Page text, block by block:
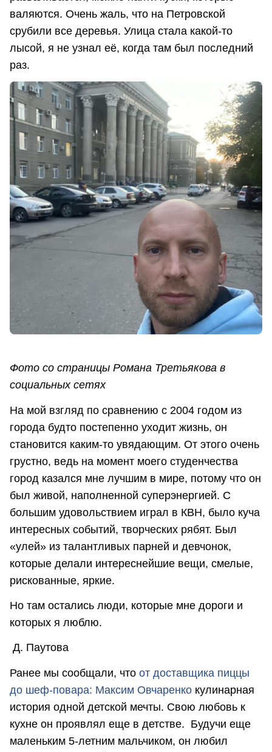
валяются. Очень жаль, что на Петровской
срубили все деревья. Улица стала какой-то
лысой, я не узнал её, когда там был последний
раз.
Фото со страницы Романа Третьякова в
социальных сетях
На мой взгляд по сравнению с 2004 годом из
города будто постепенно уходит жизнь, он
становится каким-то увядающим. От этого очень
грустно, ведь на момент моего студенчества
город казался мне лучшим в мире, потому что он
был живой, наполненной суперэнергией. С
большим удовольствием играл в КВН, было куча
интересных событий, творческих рябят. Был
«улей» из талантливых парней и девчонок,
которые делали интереснейшие вещи, смелые,
рискованные, яркие.
Но там остались люди, которые мне дороги и
которых я люблю.
Д. Паутова
Ранее мы сообщали, что от доставщика пиццы
до шеф-повара: Максим Овчаренко кулинарная
история одной детской мечты. Свою любовь к
кухне он проявлял еще в детстве. Будучи еще
маленьким 5-летним мальчиком, он любил